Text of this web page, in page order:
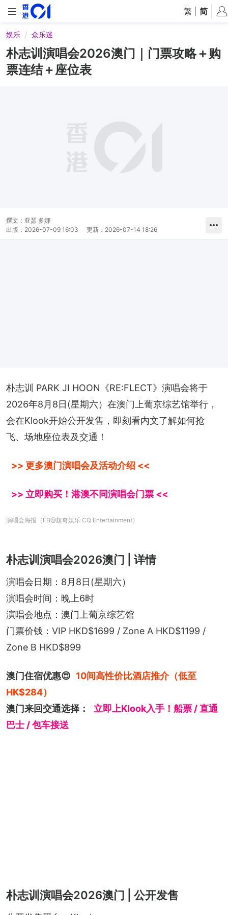
繁 简
娱乐 众乐迷
朴志训演唱会2026澳门｜门票攻略＋购
票连结＋座位表
撰文： 亚瑟 多娜
出版： 2026-07-09 16:03 更新： 2026-07-14 18:26
朴志训 PARK JI HOON《RE:FLECT》演唱会将于
2026年8月8日(星期六）在澳门上葡京综艺馆举行，
会在Klook开始公开发售，即刻看内文了解如何抢
飞、场地座位表及交通！
>> 更多澳门演唱会及活动介绍 <<
>> 立即购买！港澳不同演唱会门票 <<
演唱会海报（FB@超奇娱乐 CQ Entertainment）
朴志训演唱会2026澳门 | 详情
演唱会日期：8月8日(星期六）
演唱会时间：晚上6时
演唱会地点：澳门上葡京综艺馆
门票价钱：VIP HKD$1699 / Zone A HKD$1199 /
Zone B HKD$899
澳门住宿优惠😍 10间高性价比酒店推介（低至
HK$284）
澳门来回交通选择：
立即上Klook入手！船票 / 直通
巴士 / 包车接送
朴志训演唱会2026澳门 | 公开发售